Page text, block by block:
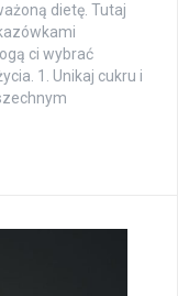
dietę. Tutaj
ci wybrać
1. Unikaj cukru i